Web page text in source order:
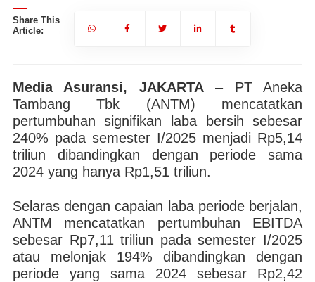
Share This
Article:
Media Asuransi, JAKARTA– PT Aneka
Tambang Tbk (ANTM) mencatatkan
pertumbuhan signifikan laba bersih sebesar
240% pada semester I/2025 menjadi Rp5,14
triliun dibandingkan dengan periode sama
2024 yang hanya Rp1,51 triliun.
Selaras dengan capaian laba periode berjalan,
ANTM mencatatkan pertumbuhan EBITDA
sebesar Rp7,11 triliun pada semester I/2025
atau melonjak 194% dibandingkan dengan
periode yang sama 2024 sebesar Rp2,42